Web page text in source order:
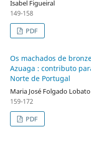
Isabel Figueiral
149-158
PDF
Os machados de
Azuaga : contributo
Norte de Portugal
Maria José Folgado Lobato
159-172
PDF